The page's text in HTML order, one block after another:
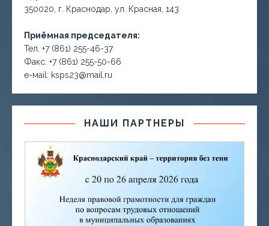
350020, г. Краснодар, ул. Красная, 143
Приёмная председателя:
Тел. +7 (861) 255-46-37
Факс. +7 (861) 255-50-66
е-маil: ksps23@mail.ru
НАШИ ПАРТНЕРЫ